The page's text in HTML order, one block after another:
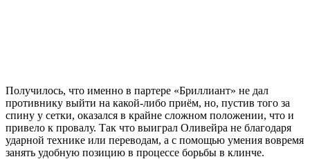
Получилось, что именно в партере «Бриллиант» не дал
противнику выйти на какой-либо приём, но, пустив того за
спину у сетки, оказался в крайне сложном положении, что и
привело к провалу. Так что выиграл Оливейра не благодаря
ударной технике или переводам, а с помощью умения вовремя
занять удобную позицию в процессе борьбы в клинче.